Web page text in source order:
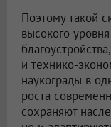
Поэтому такой
высокого
и технико-
наукограды в
роста
сохраняют